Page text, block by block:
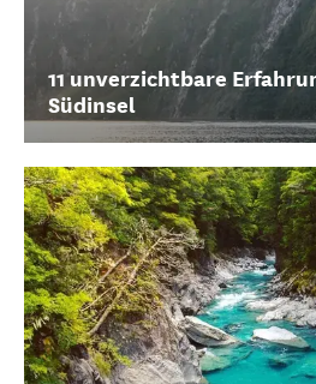
11 unverzichtbare
Südinsel